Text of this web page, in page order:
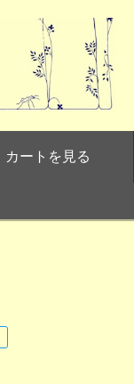
カートを見る